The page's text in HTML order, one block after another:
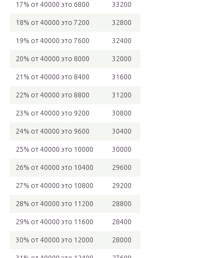
17% от 40000 это 6800 33200
18% от 40000 это 7200 32800
19% от 40000 это 7600 32400
20% от 40000 это 8000 32000
21% от 40000 это 8400 31600
22% от 40000 это 8800 31200
23% от 40000 это 9200 30800
24% от 40000 это 9600 30400
25% от 40000 это 10000 30000
26% от 40000 это 10400 29600
27% от 40000 это 10800 29200
28% от 40000 это 11200 28800
29% от 40000 это 11600 28400
30% от 40000 это 12000 28000